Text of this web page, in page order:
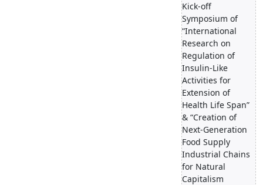
Kick-off
Symposium of
“International
Research on
Regulation of
Insulin-Like
Activities for
Extension of
Health Life Span”
& “Creation of
Next-Generation
Food Supply
Industrial Chains
for Natural
Capitalism